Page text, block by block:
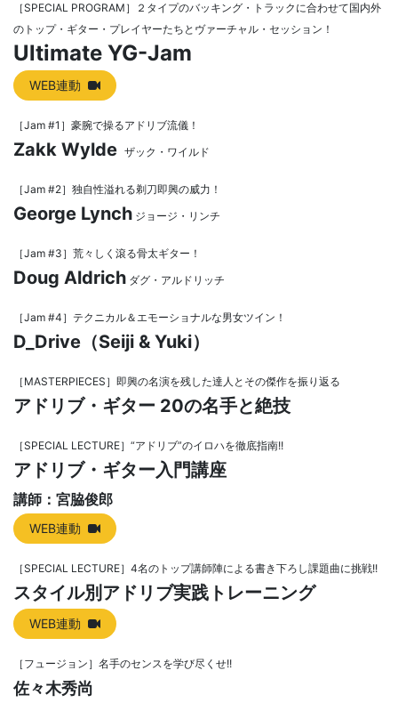
［SPECIAL PROGRAM］２タイプのバッキング・トラックに合わせて国内外
のトップ・ギター・プレイヤーたちとヴァーチャル・セッション！
Ultimate YG-Jam
WEB連動
［Jam #1］豪腕で操るアドリブ流儀！
Zakk Wylde ザック・ワイルド
［Jam #2］独自性溢れる剃刀即興の威力！
George Lynch ジョージ・リンチ
［Jam #3］荒々しく滾る骨太ギター！
Doug Aldrich ダグ・アルドリッチ
［Jam #4］テクニカル＆エモーショナルな男女ツイン！
D_Drive（Seiji & Yuki）
［MASTERPIECES］即興の名演を残した達人とその傑作を振り返る
アドリブ・ギター 20の名手と絶技
［SPECIAL LECTURE］“アドリブ”のイロハを徹底指南!!
アドリブ・ギター入門講座
講師：宮脇俊郎
WEB連動
［SPECIAL LECTURE］4名のトップ講師陣による書き下ろし課題曲に挑戦!!
スタイル別アドリブ実践トレーニング
WEB連動
［フュージョン］名手のセンスを学び尽くせ!!
佐々木秀尚